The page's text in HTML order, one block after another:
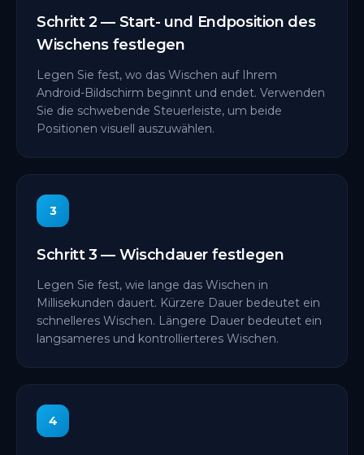
Schritt 2 — Start- und Endposition des
Wischens festlegen
Legen Sie fest, wo das Wischen auf Ihrem
Android-Bildschirm beginnt und endet. Verwenden
Sie die schwebende Steuerleiste, um beide
Positionen visuell auszuwählen.
3
Schritt 3 — Wischdauer festlegen
Legen Sie fest, wie lange das Wischen in
Millisekunden dauert. Kürzere Dauer bedeutet ein
schnelleres Wischen. Längere Dauer bedeutet ein
langsameres und kontrollierteres Wischen.
4